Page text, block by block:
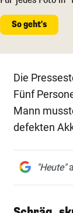
So geht's
Die
Fünf
Mann
defekten
"Heute"